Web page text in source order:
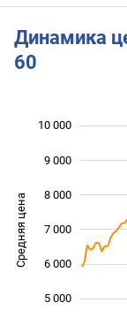
Динамика
60
Средняя цена 10 000
5 000
6 000
7 000
8 000
9 000
10 000